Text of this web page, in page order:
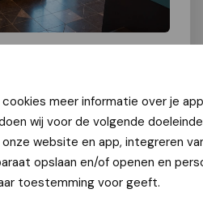
meer informatie over je
wij voor de volgende
website en app, integreren
opslaan en/of openen en
toestemming voor geeft.